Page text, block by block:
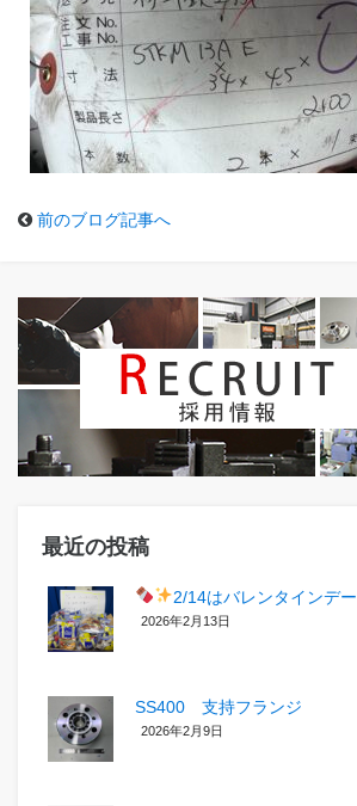
前のブログ記事へ
最近の投稿
2/14はバレンタインデー
2026年2月13日
SS400 支持フランジ
2026年2月9日